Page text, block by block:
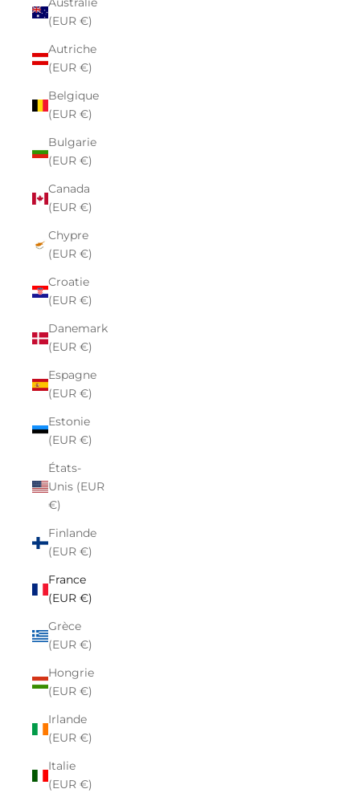
(EUR €)
Autriche
(EUR €)
Belgique
(EUR €)
Bulgarie
(EUR €)
Canada
(EUR €)
Chypre
(EUR €)
Croatie
(EUR €)
Danemark
(EUR €)
Espagne
(EUR €)
Estonie
(EUR €)
États-
Unis (EUR
€)
Finlande
(EUR €)
France
(EUR €)
Grèce
(EUR €)
Hongrie
(EUR €)
Irlande
(EUR €)
Italie
(EUR €)